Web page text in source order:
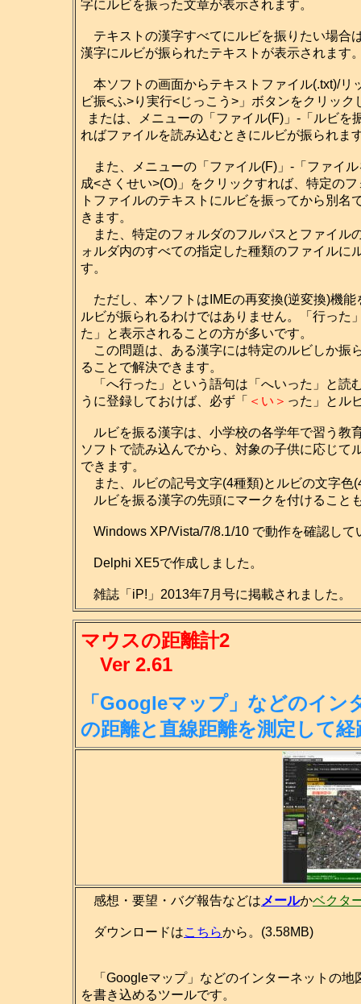
字にルビを振った文章が表示されます。
テキストの漢字すべてにルビを振りたい場合
漢字にルビが振られたテキストが表示されます
本ソフトの画面からテキストファイル(.txt)/リ
ビ振<ふ>り実行<じっこう>」ボタンをクリッ
または、メニューの「ファイル(F)」-「ルビを
ればファイルを読み込むときにルビが振られま
また、メニューの「ファイル(F)」-「ファイ
成<さくせい>(O)」をクリックすれば、特定の
トファイルのテキストにルビを振ってから別
きます。
また、特定のフォルダのフルパスとファイル
ォルダ内のすべての指定した種類のファイル
す。
ただし、本ソフトはIMEの再変換(逆変換)機
ルビが振られるわけではありません。「行った
た」と表示されることの方が多いです。
この問題は、ある漢字には特定のルビしか振
ることで解決できます。
「へ行った」という語句は「へいった」と読
うに登録しておけば、必ず「 ＜い＞ った」とル
ルビを振る漢字は、小学校の各学年で習う教
ソフトで読み込んでから、対象の子供に応じて
できます。
また、ルビの記号文字(4種類)とルビの文字色
ルビを振る漢字の先頭にマークを付けること
Windows XP/Vista/7/8.1/10 で動作を確認して
Delphi XE5で作成しました。
雑誌「iP!」2013年7月号に掲載されました。
マウスの距離計2
Ver 2.61
「Googleマップ」などのイン
の距離と直線距離を測定して
感想・要望・バグ報告などは メールかベクタ
ダウンロードはこちらから。(3.58MB)
「Googleマップ」などのインターネットの地
を書き込めるツールです。